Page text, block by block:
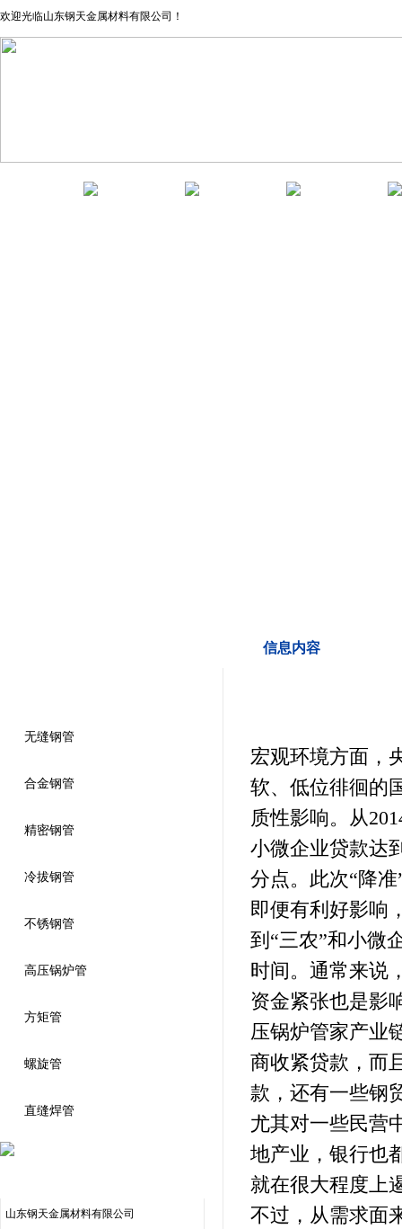
欢迎光临山东钢天金属材料有限公司！
无缝钢管
合金钢管
精密钢管
冷拔钢管
不锈钢管
高压锅炉管
方矩管
螺旋管
直缝焊管
山东钢天金属材料有限公司
信息内容
宏观环境方面，
软、低位徘徊的
质性影响。从
小微企业贷款达
分点。此次“降
即便有利好影响
到“三农”和小微
时间。通常来说
资金紧张也是影
压锅炉管家产业
商收紧贷款，而
款，还有一些钢
尤其对一些民营
地产业，银行也
就在很大程度上
不过，从需求面